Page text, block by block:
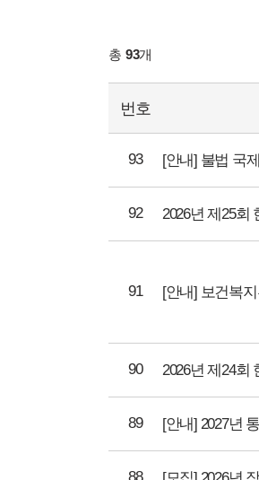
총 93개
번호
93 [안내] 불법 국
92 2026년 제25회
91
90 2026년 제24회
89 [안내] 2027년